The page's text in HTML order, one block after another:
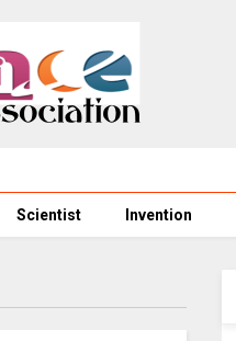
Scientist Invention